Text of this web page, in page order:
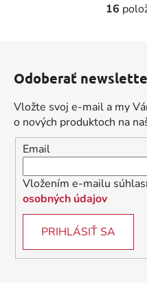
16
Odoberať
Vložte svoj e-mail a my
o nových produktoch na
Email
Vložením e-mailu
osobných údajov
PRIHLÁSIŤ SA